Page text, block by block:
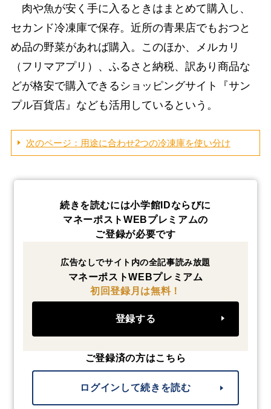
肉や魚が安く手に入るときはまとめて購入し、
セカンド冷凍庫で保存。近所の青果店でもおつと
め品の野菜があれば購入。このほか、メルカリ
（フリマアプリ）、ふるさと納税、訳あり商品な
どが格安で購入できるショッピングサイト『サン
プル百貨店』なども活用しているという。
次のページ：用途に合わせ2つの冷凍庫を使い分け
続きを読むには小学館IDならびに
マネーポストWEBプレミアムの
ご登録が必要です
広告なしでサイト内の全記事読み放題
マネーポストWEBプレミアム
初回登録月は無料！
登録する
ご登録済の方はこちら
ログインして続きを読む